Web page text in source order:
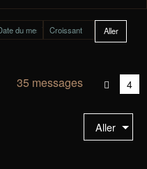
35 messages
à
la
4
Aller